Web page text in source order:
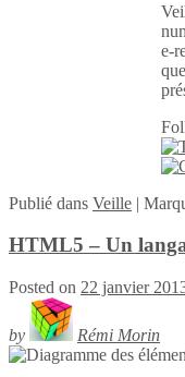
e-
Publié dans Veille |
HTML5 – Un
Posted on 22 janvier
by Rémi Morin